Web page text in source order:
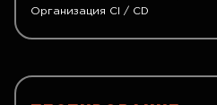
Организация CI / CD